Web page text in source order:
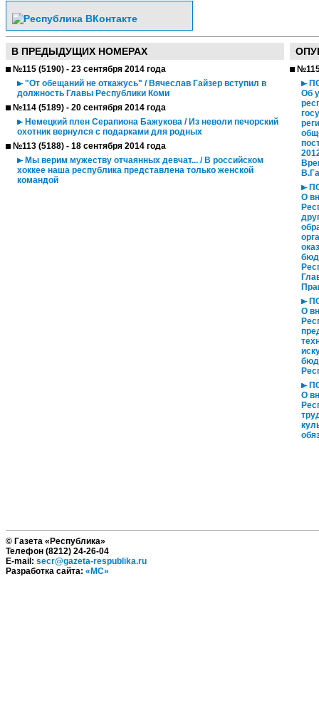
В ПРЕДЫДУЩИХ НОМЕРАХ
№115 (5190) - 23 сентября 2014 года
"От обещаний не откажусь" / Вячеслав Гайзер вступил в
должность Главы Республики Коми
№114 (5189) - 20 сентября 2014 года
Немецкий плен Серапиона Бажукова / Из неволи печорский
охотник вернулся с подарками для родных
№113 (5188) - 18 сентября 2014 года
Мы верим мужеству отчаянных девчат... / В российском
хоккее наша республика представлена только женской
командой
Об
О
О
О
© Газета «Республика»
Телефон (8212) 24-26-04
E-mail: secr@gazeta-respublika.ru
Разработка сайта: «МС»